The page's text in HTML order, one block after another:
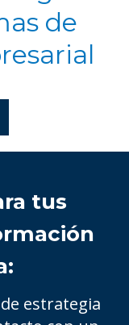
de
tus
estrategia